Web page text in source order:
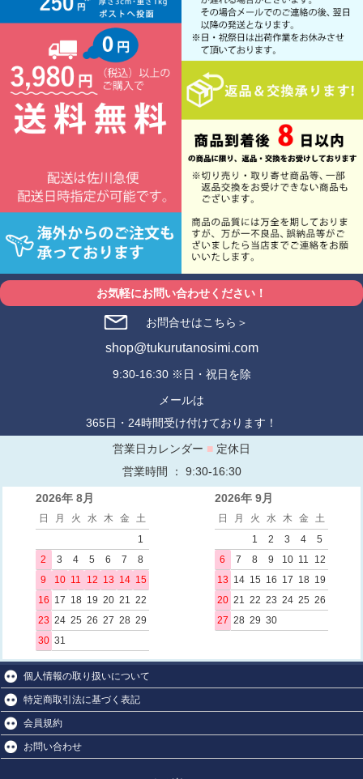
お気軽にお問い合わせください！
お問合せはこちら＞
shop@tukurutanosimi.com
9:30-16:30 ※日・祝日を除
メールは
365日・24時間受け付けております！
営業日カレンダー ■ 定休日
営業時間 ： 9:30-16:30
2026年 8月
日 月 火 水 木 金
土
1
2
3 4 5 6 7
8
9
10 11 12 13 14 15
16 17 18 19 20 21
22
23 24 25 26 27 28 29
30 31
2026年 9月
日 月 火 水 木 金
土
1
2 3 4
5
6
7 8 9 10 11
12
13 14 15 16 17 18 19
20 21 22 23 24 25 26
27 28 29 30
個人情報の取り扱いについて
特定商取引法に基づく表記
会員規約
お問い合わせ